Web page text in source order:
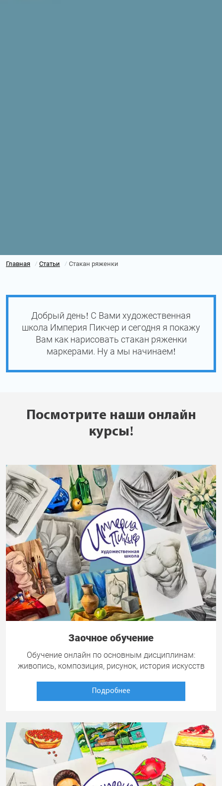
Главная / Статьи / Стакан ряженки
Добрый день! С Вами художественная
школа Империя Пикчер и сегодня я покажу
Вам как нарисовать стакан ряженки
маркерами. Ну а мы начинаем!
Посмотрите наши онлайн
курсы!
Заочное обучение
Обучение онлайн по основным дисциплинам:
живопись, композиция, рисунок, история искусств
Подробнее